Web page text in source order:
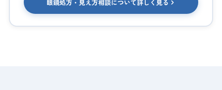
眼鏡処方・見え方相談について詳しく見る